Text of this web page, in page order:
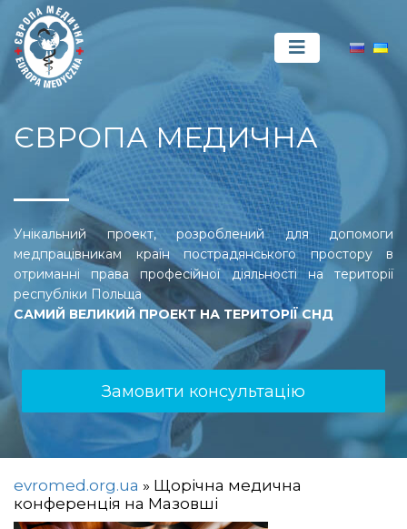
ЄВРОПА МЕДИЧНА
Унікальний проект, розроблений для допомоги
медпрацівникам країн пострадянського простору в
отриманні права професійної діяльності на території
республіки Польща
САМИЙ ВЕЛИКИЙ ПРОЕКТ НА ТЕРИТОРІЇ СНД
Замовити консультацію
evromed.org.ua » Щорічна медична
конференція на Мазовші